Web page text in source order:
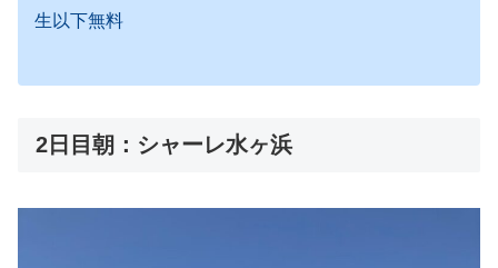
生以下無料
2日目朝：シャーレ水ヶ浜